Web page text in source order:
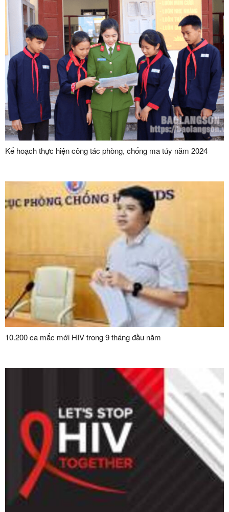
Kế hoạch thực hiện công tác phòng, chống ma túy năm 2024
10.200 ca mắc mới HIV trong 9 tháng đầu năm